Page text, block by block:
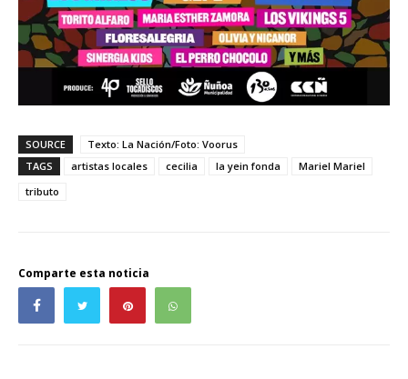
SOURCE
Texto: La Nación/Foto: Voorus
TAGS
artistas locales cecilia la yein fonda
Mariel Mariel
tributo
Comparte esta noticia